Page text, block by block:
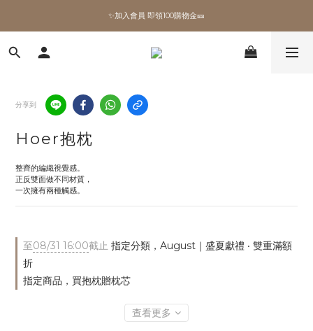
✨加入會員 即領100購物金🎫
✨加入會員 即領100購物金🎫
全館滿額現折🔥
✨加入會員 即領100購物金🎫
分享到
Hoer抱枕
整齊的編織視覺感。
正反雙面做不同材質，
一次擁有兩種觸感。
至08/31 16:00截止 指定分類，August｜盛夏獻禮 ‧ 雙重滿額
折
指定商品，買抱枕贈枕芯
查看更多